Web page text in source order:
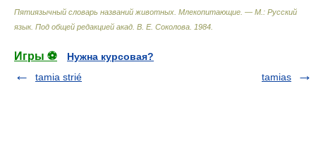
Пятиязычный словарь названий животных. Млекопитающие. — М.: Русский
язык. Под общей редакцией акад. В. Е. Соколова 1984
Игры ⚽
Нужна курсовая?
tamia strié
tamias